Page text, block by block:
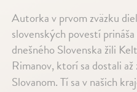
Autorka v prvom zväzku
slovenských povestí
dnešného Slovenska žili
Rimanov, ktorí sa dostali
Slovanom. Tí sa v našich